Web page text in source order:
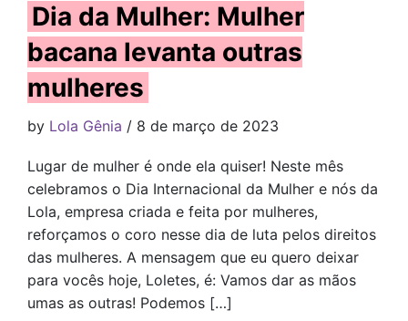
Dia da Mulher: Mulher
bacana levanta outras
mulheres
by Lola Gênia / 8 de março de 2023
Lugar de mulher é onde ela quiser! Neste mês
celebramos o Dia Internacional da Mulher e nós da
Lola, empresa criada e feita por mulheres,
reforçamos o coro nesse dia de luta pelos direitos
das mulheres. A mensagem que eu quero deixar
para vocês hoje, Loletes, é: Vamos dar as mãos
umas as outras! Podemos […]